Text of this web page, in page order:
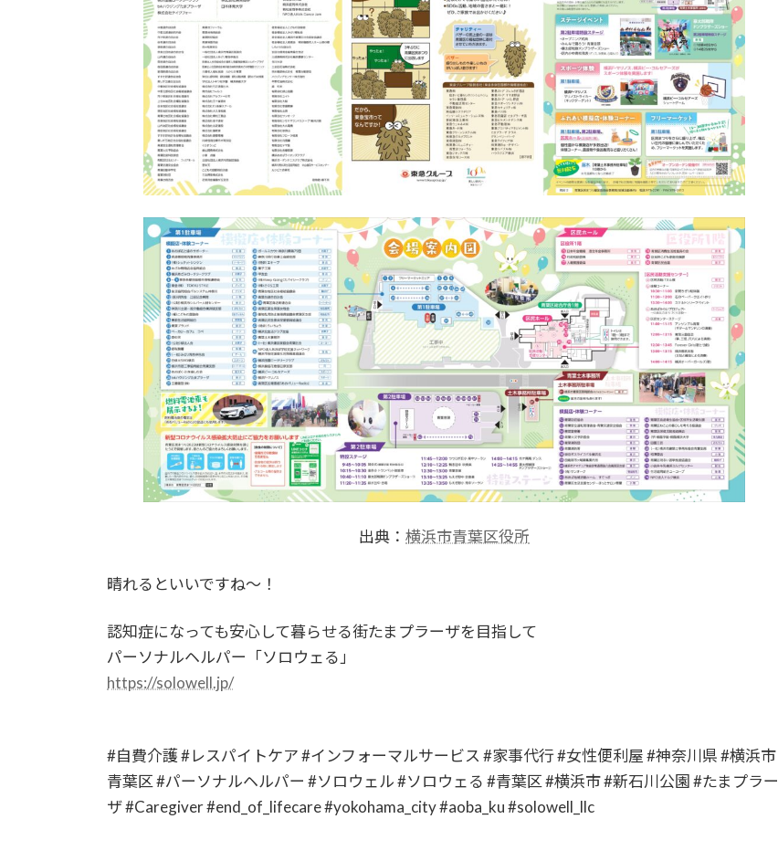
出典：横浜市青葉区役所
晴れるといいですね～！
認知症になっても安心して暮らせる街たまプラーザを目指して
パーソナルヘルパー「ソロウェる」
https://solowell.jp/
#自費介護 #レスパイトケア #インフォーマルサービス #家事代行 #女性便利屋 #神奈川県 #横浜市
青葉区 #パーソナルヘルパー #ソロウェル #ソロウェる #青葉区 #横浜市 #新石川公園 #たまプラー
ザ #Caregiver #end_of_lifecare #yokohama_city #aoba_ku #solowell_llc